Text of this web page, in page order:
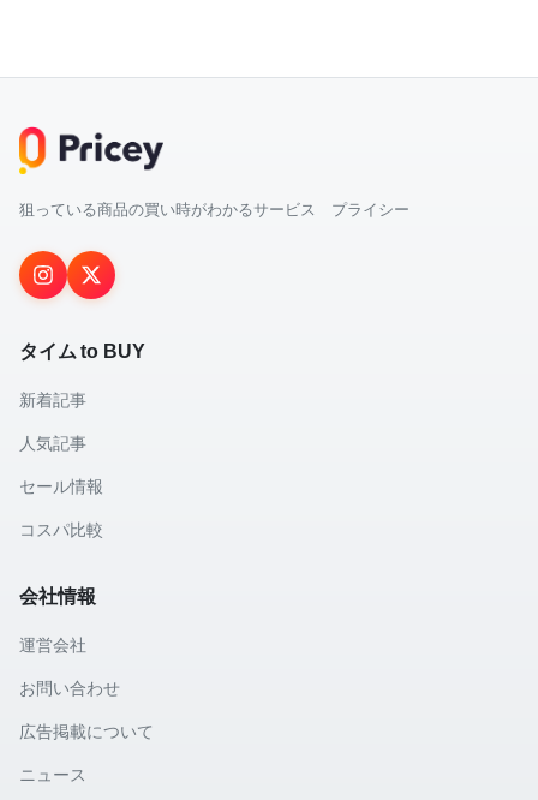
狙っている商品の買い時がわかるサービス プライシー
タイム to BUY
新着記事
人気記事
セール情報
コスパ比較
会社情報
運営会社
お問い合わせ
広告掲載について
ニュース